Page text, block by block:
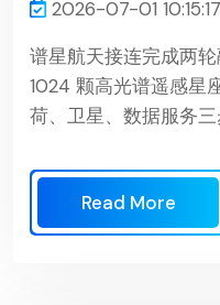
2026-07-01 10:15:17
谱星航天接连完成两
1024 颗高光谱遥感星
荷、卫星、数据服务三
Read More